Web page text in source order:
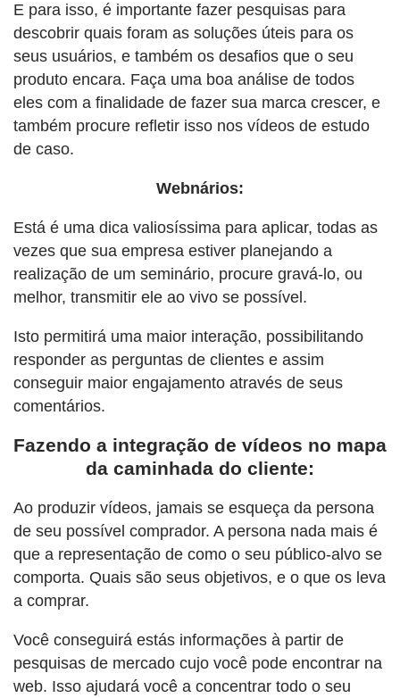
E para isso, é importante fazer pesquisas para
descobrir quais foram as soluções úteis para os
seus usuários, e também os desafios que o seu
produto encara. Faça uma boa análise de todos
eles com a finalidade de fazer sua marca crescer, e
também procure refletir isso nos vídeos de estudo
de caso.
Webnários:
Está é uma dica valiosíssima para aplicar, todas as
vezes que sua empresa estiver planejando a
realização de um seminário, procure gravá-lo, ou
melhor, transmitir ele ao vivo se possível.
Isto permitirá uma maior interação, possibilitando
responder as perguntas de clientes e assim
conseguir maior engajamento através de seus
comentários.
Fazendo a integração de vídeos no mapa
da caminhada do cliente:
Ao produzir vídeos, jamais se esqueça da persona
de seu possível comprador. A persona nada mais é
que a representação de como o seu público-alvo se
comporta. Quais são seus objetivos, e o que os leva
a comprar.
Você conseguirá estás informações à partir de
pesquisas de mercado cujo você pode encontrar na
web. Isso ajudará você a concentrar todo o seu